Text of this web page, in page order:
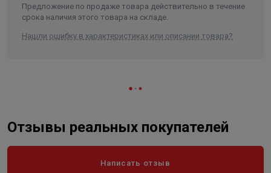
Предложение по продаже товара действительно в течение
срока наличия этого товара на складе.
Нашли ошибку в характеристиках или описании товара?
Отзывы реальных покупателей
Написать отзыв